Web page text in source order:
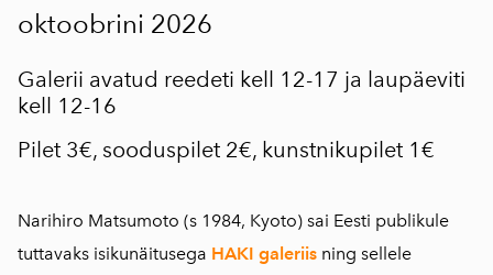
oktoobrini 2026
Galerii avatud reedeti kell 12-17 ja laupäeviti
kell 12-16
Pilet 3€, sooduspilet 2€, kunstnikupilet 1€
Narihiro Matsumoto (s 1984, Kyoto) sai Eesti publikule
tuttavaks isikunäitusega HAKI galeriis ning sellele